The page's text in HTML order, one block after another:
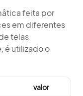
feita por
em diferentes
telas
é utilizado o
valor